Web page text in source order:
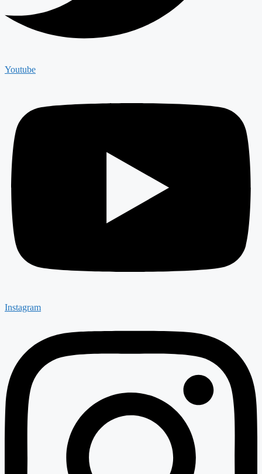
Youtube
Instagram